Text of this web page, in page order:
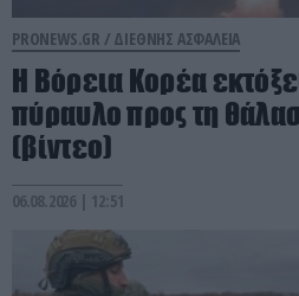
PRONEWS.GR / ΔΙΕΘΝΗΣ ΑΣΦΑΛΕΙΑ
Η Βόρεια Κορέα
πύραυλο προς τη
(βίντεο)
06.08.2026 | 12:51